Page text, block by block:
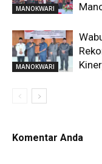
MANOKWARI
MANOKWARI
Komentar Anda